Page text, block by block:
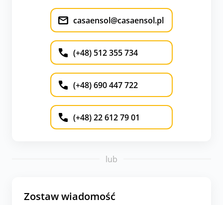
casaensol@casaensol.pl
(+48) 512 355 734
(+48) 690 447 722
(+48) 22 612 79 01
lub
Zostaw wiadomość